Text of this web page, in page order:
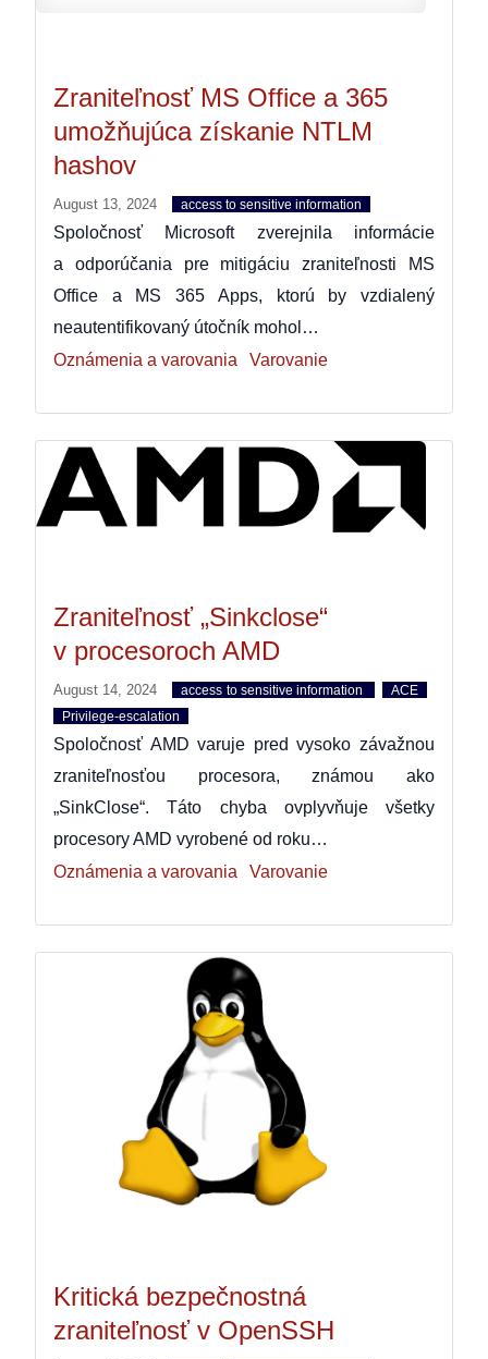
Zraniteľnosť MS Office a 365
umožňujúca získanie NTLM
hashov
August 13, 2024 access to sensitive information
Spoločnosť Microsoft zverejnila informácie
a odporúčania pre mitigáciu zraniteľnosti MS
Office a MS 365 Apps, ktorú by vzdialený
neautentifikovaný útočník mohol…
Oznámenia a varovania
Varovanie
Zraniteľnosť „Sinkclose“
v procesoroch AMD
August 14, 2024 access to sensitive information
ACE
Privilege-escalation
Spoločnosť AMD varuje pred vysoko závažnou
zraniteľnosťou procesora, známou ako
„SinkClose“. Táto chyba ovplyvňuje všetky
procesory AMD vyrobené od roku…
Oznámenia a varovania
Varovanie
Kritická bezpečnostná
zraniteľnosť v OpenSSH